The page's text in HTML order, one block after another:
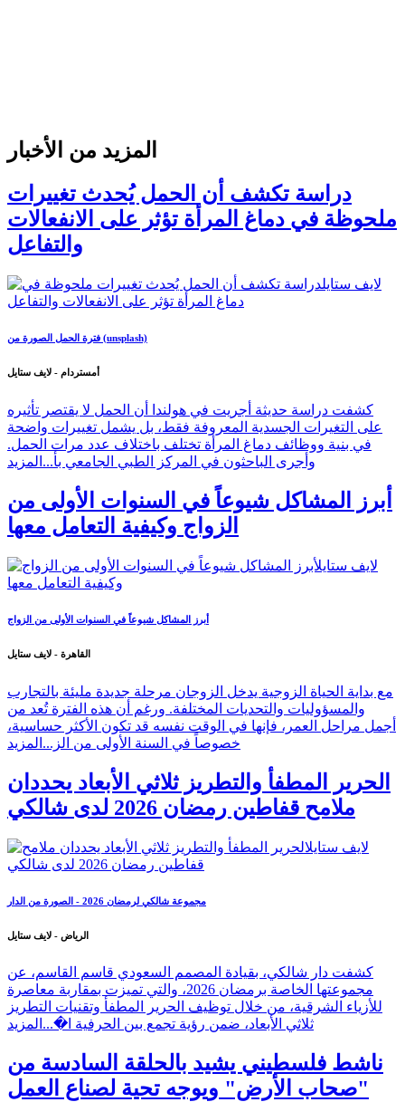
المزيد من الأخبار
دراسة تكشف أن الحمل يُحدث تغييرات
ملحوظة في دماغ المرأة تؤثر على الانفعالات
والتفاعل
فترة الحمل الصورة من (unsplash)
أمستردام - لايف ستايل
كشفت دراسة حديثة أجريت في هولندا أن الحمل لا يقتصر تأثيره
على التغيرات الجسدية المعروفة فقط، بل يشمل تغييرات واضحة
في بنية ووظائف دماغ المرأة تختلف باختلاف عدد مرات الحمل.
وأجرى الباحثون في المركز الطبي الجامعي بأ... المزيد
أبرز المشاكل شيوعاً في السنوات الأولى من
الزواج وكيفية التعامل معها
أبرز المشاكل شيوعاً في السنوات الأولى من الزواج
القاهرة - لايف ستايل
مع بداية الحياة الزوجية يدخل الزوجان مرحلة جديدة مليئة بالتجارب
والمسؤوليات والتحديات المختلفة. ورغم أن هذه الفترة تُعد من
أجمل مراحل العمر، فإنها في الوقت نفسه قد تكون الأكثر حساسية،
خصوصاً في السنة الأولى من الز... المزيد
الحرير المطفأ والتطريز ثلاثي الأبعاد يحددان
ملامح قفاطين رمضان 2026 لدى شالكي
مجموعة شالكي لرمضان 2026 - الصورة من الدار
الرياض - لايف ستايل
كشفت دار شالكي، بقيادة المصمم السعودي قاسم القاسم، عن
مجموعتها الخاصة برمضان 2026، والتي تميزت بمقاربة معاصرة
للأزياء الشرقية، من خلال توظيف الحرير المطفأ وتقنيات التطريز
ثلاثي الأبعاد، ضمن رؤية تجمع بين الحرفية ا�... المزيد
ناشط فلسطيني يشيد بالحلقة السادسة من
"صحاب الأرض" ويوجه تحية لصناع العمل